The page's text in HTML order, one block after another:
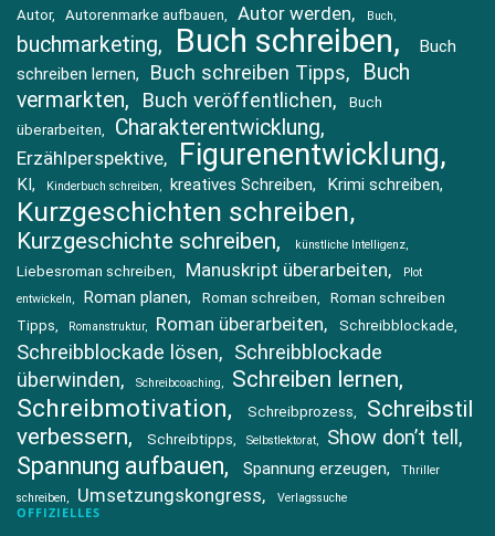
Autor Autorenmarke aufbauen Autor werden Buch
buchmarketing Buch schreiben
Buch
schreiben lernen
Buch schreiben Tipps
Buch
vermarkten
Buch veröffentlichen
Buch
überarbeiten
Charakterentwicklung
Erzählperspektive Figurenentwicklung
KI Kinderbuch schreiben kreatives Schreiben Krimi schreiben
Kurzgeschichten schreiben
Kurzgeschichte schreiben künstliche Intelligenz
Liebesroman schreiben Manuskript überarbeiten
Plot
entwickeln
Roman planen Roman schreiben
Roman schreiben
Tipps
Romanstruktur Roman überarbeiten Schreibblockade
Schreibblockade lösen
Schreibblockade
überwinden
Schreibcoaching Schreiben lernen
Schreibmotivation Schreibprozess
Schreibstil
verbessern
Schreibtipps Selbstlektorat Show don’t tell
Spannung aufbauen Spannung erzeugen
Thriller
schreiben
Umsetzungskongress Verlagssuche
OFFIZIELLES